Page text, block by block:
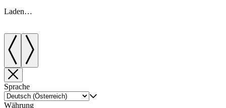
Laden…
Sprache
Währung